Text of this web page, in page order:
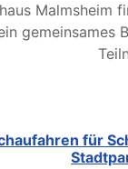
Malmsheim
gemeinsames
für